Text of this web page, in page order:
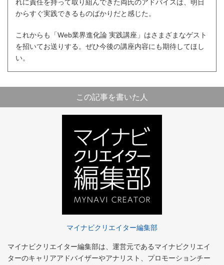
れに責任を持って取り組んできた両氏のアドバイスは、明日
からすぐ実践できるものばかりだと感じた。
これからも「Web業界進化論 実践講座」はさまざまなゲスト
を招いてお送りする。ぜひ今後の講座内容にも期待してほし
い。
この記事を書いた人
マイナビクリエイター編集部
マイナビクリエイター編集部は、運営元であるマイナビクリエイ
ターのキャリアアドバイザーやアナリスト、プロモーションチー